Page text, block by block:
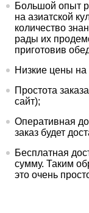
Большой опыт
на азиатской
количество
рады их
приготовив
Низкие цены на
Простота
сайт);
Оперативная
заказ будет
Бесплатная
сумму. Таким
это очень